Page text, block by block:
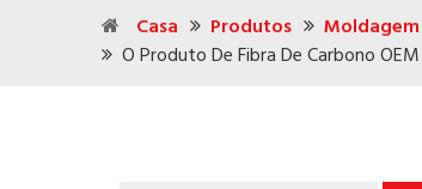
Casa Produtos
Moldagem
O Produto De Fibra De Carbono